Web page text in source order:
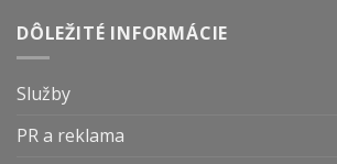
DÔLEŽITÉ INFORMÁCIE
Služby
PR a reklama